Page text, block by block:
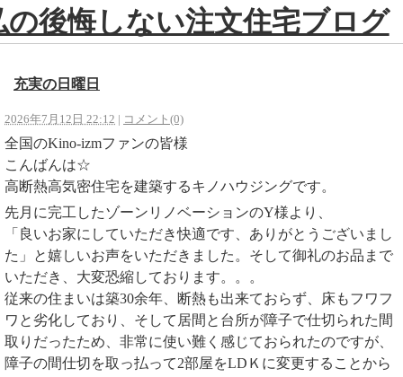
充実の日曜日
2026年7月12日 22:12 コメント(0)
全国のKino-izmファンの皆様
こんばんは☆
高断熱高気密住宅を建築するキノハウジングです。
先月に完工したゾーンリノベーションのY様より、
「良いお家にしていただき快適です、ありがとうございまし
た」と嬉しいお声をいただきました。そして御礼のお品まで
いただき、大変恐縮しております。。。
従来の住まいは築30余年、断熱も出来ておらず、床もフワフ
ワと劣化しており、そして居間と台所が障子で仕切られた間
取りだったため、非常に使い難く感じておられたのですが、
障子の間仕切を取っ払って2部屋をLDＫに変更することから